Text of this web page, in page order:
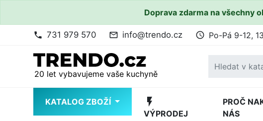
Doprava zdarma na všechny
phone 731 979 570 mail_outline info@trendo.cz access_time Po-Pá 9-12,
20 let vybavujeme vaše kuchyně
KATALOG ZBOŽÍ flash_on
VÝPRODEJ
PROČ
NÁS